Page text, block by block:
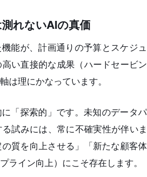
れないAIの真価
能が、計画通りの予算とスケジ
い直接的な成果（ハードセービ
は理にかなっています。
「探索的」です。未知のデータ
試みには、常に不確実性が伴い
質を向上させる」「新たな顧客
ライン向上）にこそ存在します。